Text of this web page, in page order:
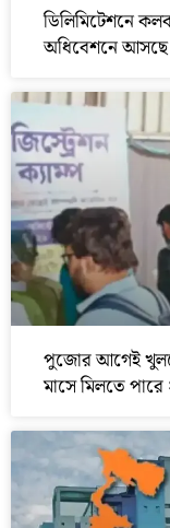
ডিলিমিটেশনে
অধিবেশনে আসছে
পুজোর আগেই খুলতে
মাসে মিলতে